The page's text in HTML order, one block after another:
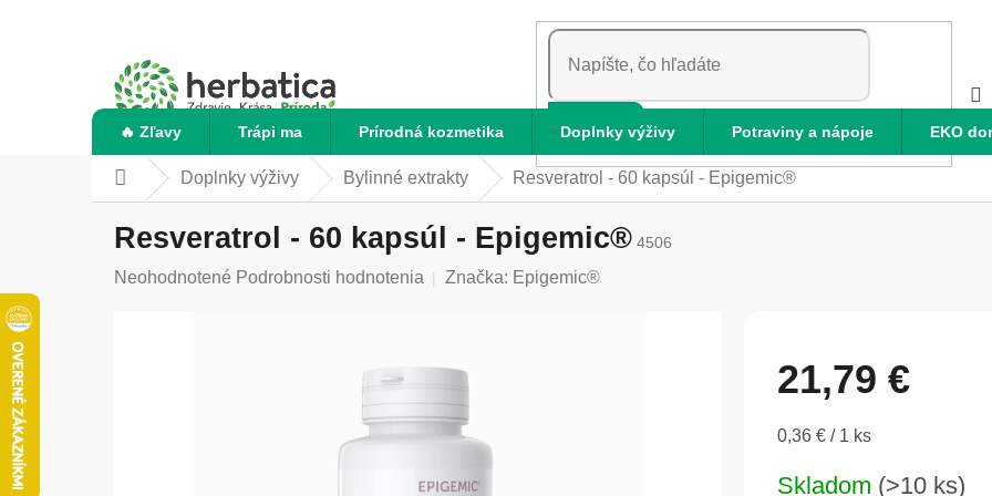
HĽADAŤ
🔥 Zľavy Trápi ma Prírodná kozmetika Doplnky výživy Potraviny a nápoje EKO
DomovDoplnky výživy Bylinné extrakty Resveratrol - 60 kapsúl - Epigemic®
Resveratrol - 60 kapsúl - Epigemic® 4506
Priemerné
Neohodnotené Podrobnosti hodnotenia Značka: Epigemic®
21,79 €
Jednotková
0,36 € / 1 ks
Skladom (>10 ks)